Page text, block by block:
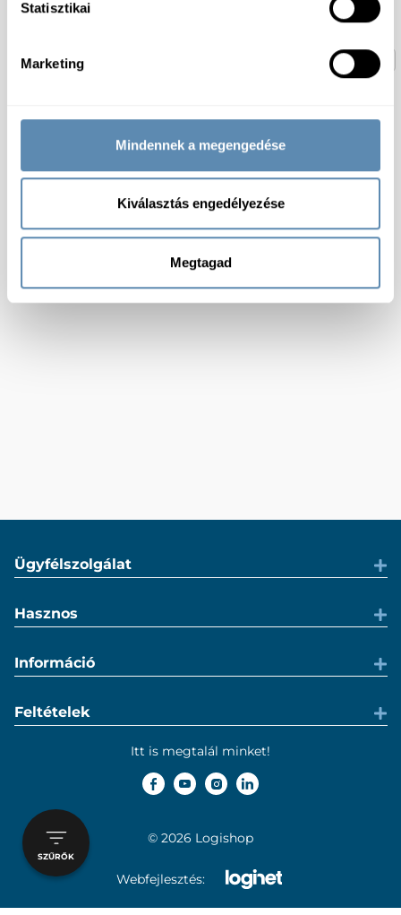
Statisztikai
Marketing
Mindennek a megengedése
Kiválasztás engedélyezése
Megtagad
1
SZŰRŐK
Ügyfélszolgálat
Hasznos
Információ
Feltételek
Itt is megtalál minket!
© 2026 Logishop
Webfejlesztés: